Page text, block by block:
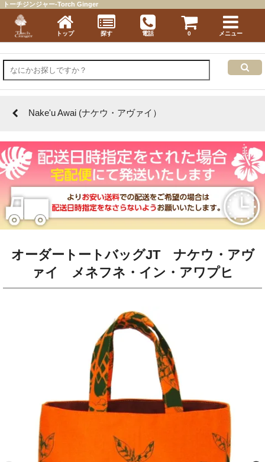
Nake'u Awai (ナケウ・アヴァイ）
オーダートートバッグJT ナケウ・アヴ
ァイ メネフネ・イン・アワプヒ
トーチジンジャー-Torch Ginger
トップ 探す 電話 0 メニュー